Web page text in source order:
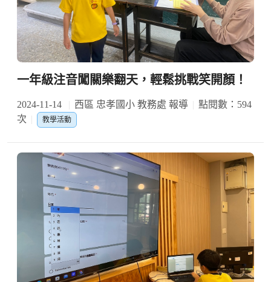
一年級注音闖關樂翻天，輕鬆挑戰笑開顏！
2024-11-14 西區 忠孝國小 教務處 報導
點閱數：594
次
教學活動